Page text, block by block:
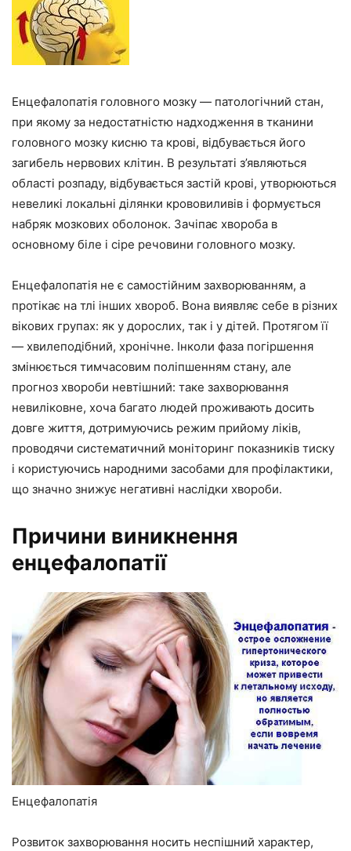
Енцефалопатія головного мозку — патологічний стан,
при якому за недостатністю надходження в тканини
головного мозку кисню та крові, відбувається його
загибель нервових клітин. В результаті з’являються
області розпаду, відбувається застій крові, утворюються
невеликі локальні ділянки крововиливів і формується
набряк мозкових оболонок. Зачіпає хвороба в
основному біле і сіре речовини головного мозку.
Енцефалопатія не є самостійним захворюванням, а
протікає на тлі інших хвороб. Вона виявляє себе в різних
вікових групах: як у дорослих, так і у дітей. Протягом її
— хвилеподібний, хронічне. Інколи фаза погіршення
змінюється тимчасовим поліпшенням стану, але
прогноз хвороби невтішний: таке захворювання
невиліковне, хоча багато людей проживають досить
довге життя, дотримуючись режим прийому ліків,
проводячи систематичний моніторинг показників тиску
і користуючись народними засобами для профілактики,
що значно знижує негативні наслідки хвороби.
Причини виникнення
енцефалопатії
Енцефалопатія
Розвиток захворювання носить неспішний характер,